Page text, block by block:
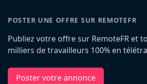
POSTER UNE OFFRE SUR REMOTEFR
Publiez votre offre sur RemoteFR et
milliers de travailleurs 100% en
Poster votre annonce